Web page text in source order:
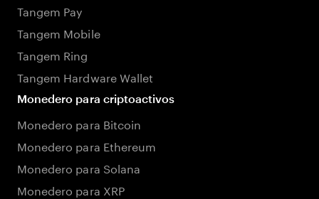
Tangem Pay
Tangem Mobile
Tangem Ring
Tangem Hardware Wallet
Monedero para criptoactivos
Monedero para Bitcoin
Monedero para Ethereum
Monedero para Solana
Monedero para XRP